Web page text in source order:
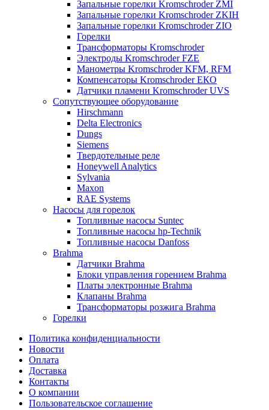
Запальные горелки Kromschroder ZМI
Запальные горелки Kromschroder ZKIH
Запальные горелки Kromschroder ZIO
Горелки
Трансформаторы Kromschroder
Электроды Kromschroder FZE
Манометры Kromschroder KFM, RFM
Компенсаторы Kromschroder ЕКО
Датчики пламени Kromschroder UVS
Сопутствующее оборудование
Hirschmann
Delta Electronics
Dungs
Siemens
Твердотельные реле
Honeywell Analytics
Sylvania
Maxon
RAE Systems
Насосы для горелок
Топливные насосы Suntec
Топливные насосы hp-Technik
Топливные насосы Danfoss
Brahma
Датчики Brahma
Блоки управления горением Brahma
Платы электронные Brahma
Клапаны Brahma
Трансформаторы розжига Brahma
Горелки
Политика конфиденциальности
Новости
Оплата
Доставка
Контакты
О компании
Пользовательское соглашение